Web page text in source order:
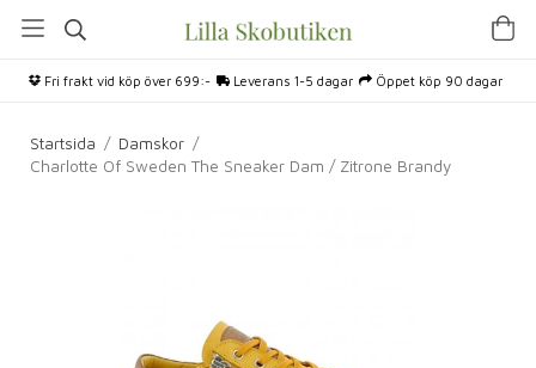
Fri frakt vid köp över 699:- Leverans 1-5 dagar Öppet köp 90 dagar
Startsida / Damskor /
Charlotte Of Sweden The Sneaker Dam / Zitrone Brandy